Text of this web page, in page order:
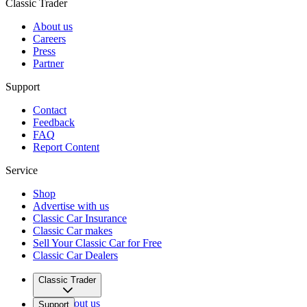
Der Dino hat jetzt Deutschen Papiere (österreichische Papiere liegen
95% der Teile sind original Teile new old stock.
Das Fahrzeug wurde komplett neu aufgebaut ohne Kosten zu
scheuen.
Bordwerkzeug.
Im April 2024 wurde der Zahnriemen erneuert.
Classic Trader
About us
Careers
Press
Partner
Support
Contact
Feedback
FAQ
Report Content
Service
Shop
Advertise with us
Classic Car Insurance
Classic Car makes
Sell Your Classic Car for Free
Classic Car Dealers
Classic Trader
About us
Support